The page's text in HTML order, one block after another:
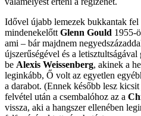
Idővel újabb lemezek bukkantak fel
mindenekelőttGlenn Gould 1955-
ami – bár majdnem
újszerűségével és a
be Alexis Weissenberg, akinek a
leginkább, Ő volt az egyetlen
a darabot. (Ennek később lesz
felvétel után a csembalóhoz az a
vissza, aki a hangszer ellenében